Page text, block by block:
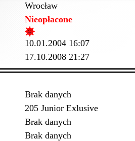
Wrocław
Nieopłacone
10.01.2004 16:07
17.10.2008 21:27
Brak danych
205 Junior Exlusive
Brak danych
Brak danych